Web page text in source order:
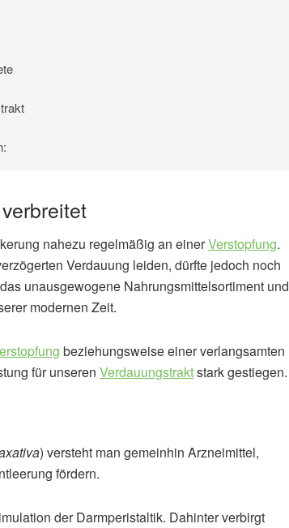
nahezu regelmäßig an einerVerstopfung.
Verdauung leiden, dürfte jedoch noch
unausgewogene Nahrungsmittelsortiment und
modernen Zeit.
beziehungsweise einer verlangsamten
für unseren Verdauungstraktstark gestiegen.
) versteht man gemeinhin Arzneimittel,
fördern.
der Darmperistaltik. Dahinter verbirgt